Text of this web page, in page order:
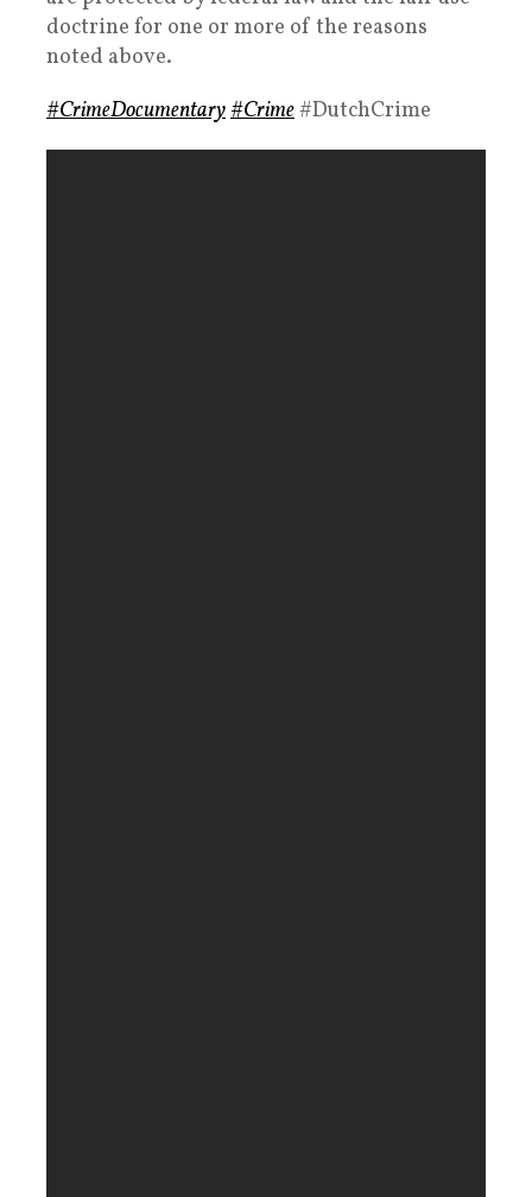
doctrine for one or more of the reasons
noted above.
#CrimeDocumentary#Crime#DutchCrime